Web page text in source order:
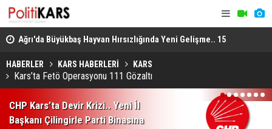
Ağrı'da Büyükbaş Hayvan Hırsızlığında Yeni Gelişme.. 15
Hayvan Doğubayazıt'ta Bulundu!
HABERLER KARS HABERLERİ KARS
Kars’ta Fetö Operasyonu 111 Gözaltı
CHP Kars’ta Devir Krizi.. Yeni İl
Başkanı Çilingirle Parti Binasına
1 2 3 4 5 6 7